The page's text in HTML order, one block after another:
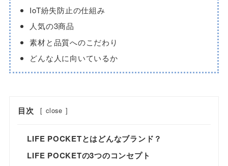
IoT紛失防止の仕組み
人気の3商品
素材と品質へのこだわり
どんな人に向いているか
目次 [ close ]
LIFE POCKETとはどんなブランド？
LIFE POCKETの3つのコンセプト